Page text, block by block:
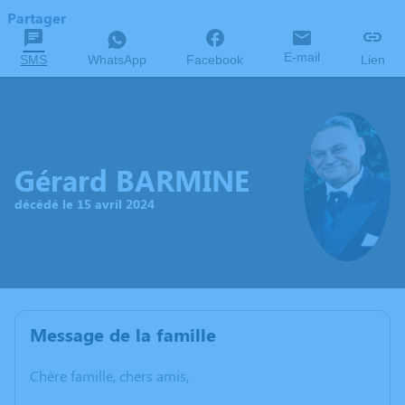
Partager
SMS WhatsApp Facebook E-mail Lien
Gérard BARMINE
décédé le 15 avril 2024
Message de la famille
Chère famille, chers amis,